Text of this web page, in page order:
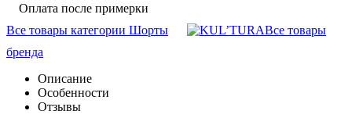
Оплата после примерки
Все товары категории Шорты
Все товары
бренда
Описание
Особенности
Отзывы